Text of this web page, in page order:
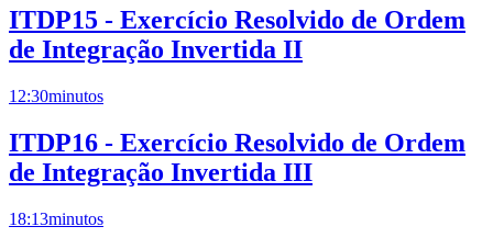
ITDP15 - Exercício Resolvido de Ordem
de Integração Invertida II
12:30minutos
ITDP16 - Exercício Resolvido de Ordem
de Integração Invertida III
18:13minutos